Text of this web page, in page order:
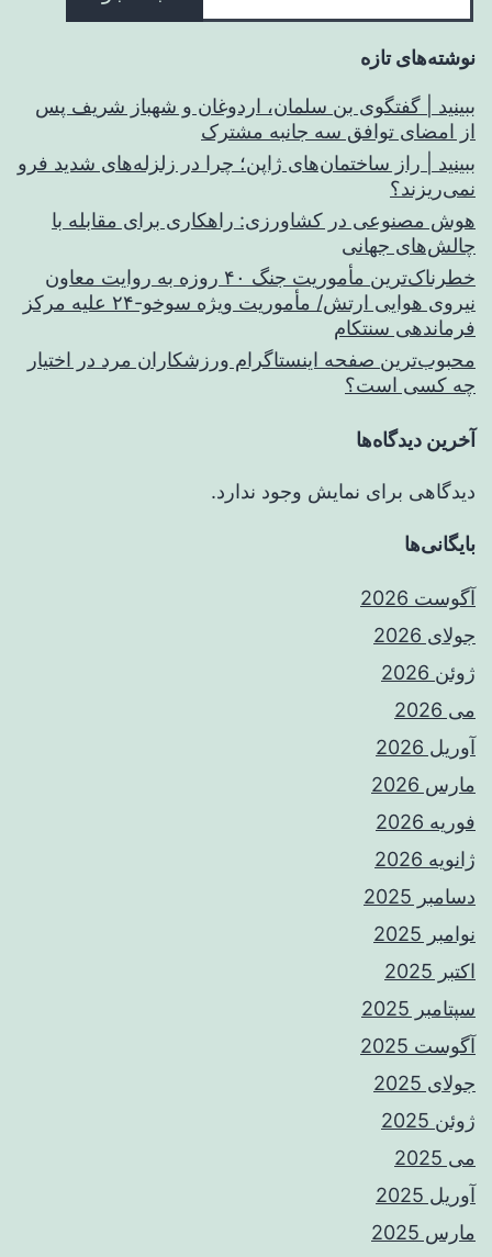
نوشته‌های تازه
ببینید | گفتگوی بن سلمان، اردوغان و شهباز شریف پس
از امضای توافق سه جانبه مشترک
ببینید | راز ساختمان‌های ژاپن؛ چرا در زلزله‌های شدید فرو
نمی‌ریزند؟
هوش مصنوعی در کشاورزی: راهکاری برای مقابله با
چالش‌های جهانی
خطرناک‌ترین مأموریت جنگ ۴۰ روزه به روایت معاون
نیروی هوایی ارتش/ مأموریت ویژه سوخو-۲۴ علیه مرکز
فرماندهی سنتکام
محبوب‌ترین صفحه اینستاگرام ورزشکاران مرد در اختیار
چه کسی است؟
آخرین دیدگاه‌ها
دیدگاهی برای نمایش وجود ندارد.
بایگانی‌ها
آگوست 2026
جولای 2026
ژوئن 2026
می 2026
آوریل 2026
مارس 2026
فوریه 2026
ژانویه 2026
دسامبر 2025
نوامبر 2025
اکتبر 2025
سپتامبر 2025
آگوست 2025
جولای 2025
ژوئن 2025
می 2025
آوریل 2025
مارس 2025